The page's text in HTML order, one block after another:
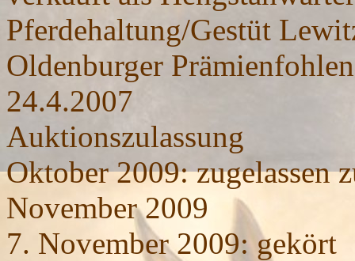
Pferdehaltung/Gestüt
Oldenburger
24.4.2007
Auktionszulassung
Oktober 2009: zugelassen
November 2009
7. November 2009: gekört